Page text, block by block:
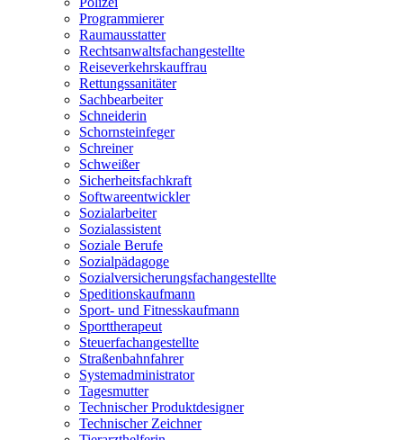
Programmierer
Raumausstatter
Rechtsanwaltsfachangestellte
Reiseverkehrskauffrau
Rettungssanitäter
Sachbearbeiter
Schneiderin
Schornsteinfeger
Schreiner
Schweißer
Sicherheitsfachkraft
Softwareentwickler
Sozialarbeiter
Sozialassistent
Soziale Berufe
Sozialpädagoge
Sozialversicherungsfachangestellte
Speditionskaufmann
Sport- und Fitnesskaufmann
Sporttherapeut
Steuerfachangestellte
Straßenbahnfahrer
Systemadministrator
Tagesmutter
Technischer Produktdesigner
Technischer Zeichner